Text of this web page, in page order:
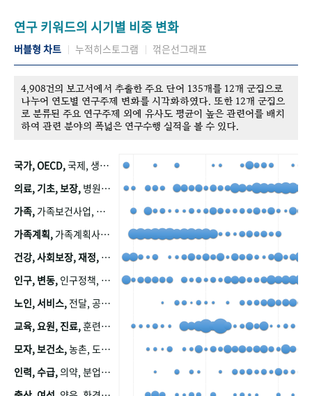
연구 키워드의 시기별 비중 변화
버블형 차트 누적히스토그램 꺾은선그래프
4,908건의 보고서에서 추출한 주요 단어 135개를 12개 군집으로
나누어 연도별 연구주제 변화를 시각화하였다. 또한 12개 군집으
로 분류된 주요 연구주제 외에 유사도 평균이 높은 관련어를 배치
하여 관련 분야의 폭넓은 연구수행 실적을 볼 수 있다.
국가, OECD,국제, 생산, 아시아, 태평양, 태평양지역, 참가
의료, 기초, 보장, 병원, 가정, 연금, 연계, 공적, 일본, 생활, 국민기초생활보장제도, 국민연금, 기금, 저소득층, 근로, 자활, 급여, 환자, 의료비, 모니터링, 한국복지패널, 소득, 지표, 빈곤, 노후, 장애인
가족, 가족보건사업, 산업, 친화, 전국, 출산력
가족계획, 가족계획사업, 가족계획사업평가, 한국가족계획사업, 피임, 보급, 부인, 자궁, 피임약
건강, 사회보장, 재정,
인구, 변동, 인구정책, 저출산, 고령사회, 고령화, 이동, 남북한, 지방자치단체, 컨설팅, 복지정책평가, 집, 사회개발
노인, 서비스, 전달, 공공, 보육, 수요, 공급, 사회서비스, 데이터, 보호, 요양, 아동, 예방, 청소년, 효율, 자원
교육, 요원, 진료,훈련, 보건요원, 마을, 마을건강사업, 보조원, 진료원, 보건진료원, 보건진료원교재
모자, 보건소,농촌, 도시, 금연, 농촌지역, 모자보건사업
인력, 수급,의약, 분업, 식품, 의약품, 의사, 안전